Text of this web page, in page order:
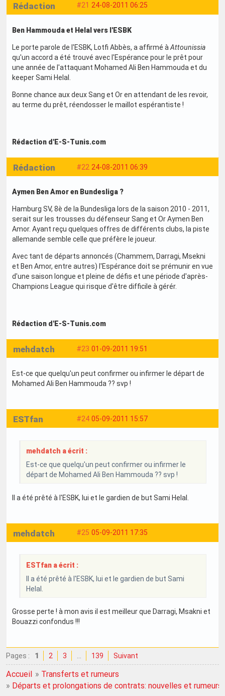
#21 24-08-2011 06:25
Rédaction
Ben Hammouda et Helal vers l'ESBK
Le porte parole de l'ESBK, Lotfi Abbès, a affirmé à Attounissia
qu'un accord a été trouvé avec l'Espérance pour le prêt pour
une année de l'attaquant Mohamed Ali Ben Hammouda et du
keeper Sami Helal.
Bonne chance aux deux Sang et Or en attendant de les revoir,
au terme du prêt, réendosser le maillot espérantiste !
Rédaction d'E-S-Tunis.com
#22 24-08-2011 06:39
Rédaction
Aymen Ben Amor en Bundesliga ?
Hamburg SV, 8è de la Bundesliga lors de la saison 2010 - 2011,
serait sur les trousses du défenseur Sang et Or Aymen Ben
Amor. Ayant reçu quelques offres de différents clubs, la piste
allemande semble celle que préfère le joueur.
Avec tant de départs annoncés (Chammem, Darragi, Msekni
et Ben Amor, entre autres) l'Espérance doit se prémunir en vue
d'une saison longue et pleine de défis et une période d'après-
Champions League qui risque d'être difficile à gérér.
Rédaction d'E-S-Tunis.com
#23 01-09-2011 19:51
mehdatch
Est-ce que quelqu'un peut confirmer ou infirmer le départ de
Mohamed Ali Ben Hammouda ?? svp !
#24 05-09-2011 15:57
ESTfan
mehdatch a écrit :
Est-ce que quelqu'un peut confirmer ou infirmer le
départ de Mohamed Ali Ben Hammouda ?? svp !
Il a été prêté à l'ESBK, lui et le gardien de but Sami Helal.
#25 05-09-2011 17:35
mehdatch
ESTfan a écrit :
Il a été prêté à l'ESBK, lui et le gardien de but Sami
Helal.
Grosse perte ! à mon avis il est meilleur que Darragi, Msakni et
Bouazzi confondus !!!
Pages : 1 2 3 … 139 Suivant
Accueil » Transferts et rumeurs
» Départs et prolongations de contrats: nouvelles et rumeurs